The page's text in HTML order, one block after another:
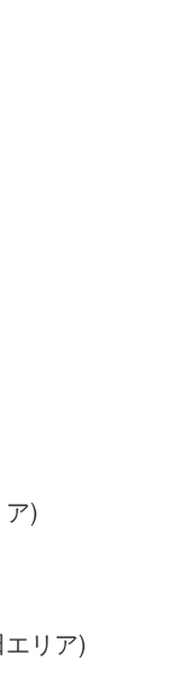
)
リア)